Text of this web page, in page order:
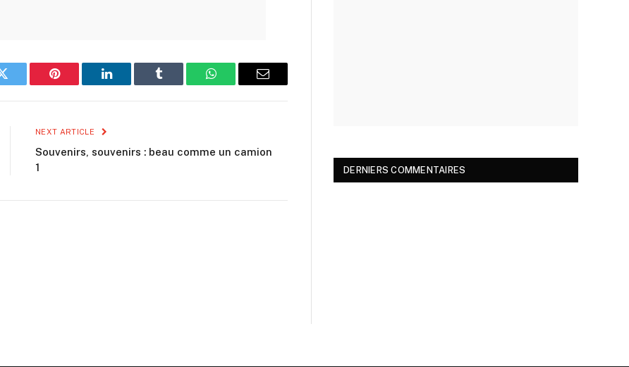
Twitter Pinterest LinkedIn Tumblr WhatsAppEmail
NEXT ARTICLE
Souvenirs, souvenirs : beau comme un camion
1
DERNIERS COMMENTAIRES